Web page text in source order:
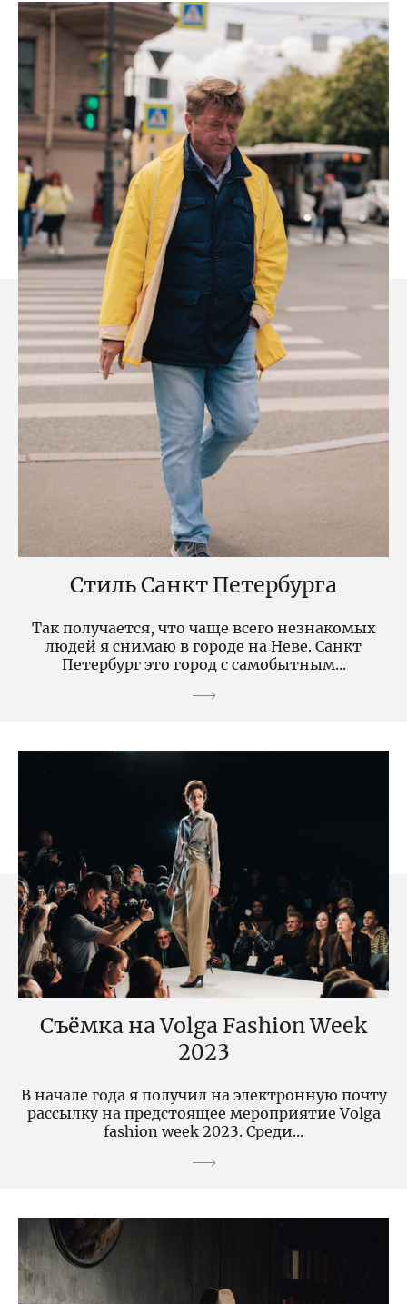
Стиль Санкт Петербурга
Так получается, что чаще всего незнакомых
людей я снимаю в городе на Неве. Санкт
Петербург это город с самобытным...
Съёмка на Volga Fashion Week
2023
В начале года я получил на электронную почту
рассылку на предстоящее мероприятие Volga
fashion week 2023. Среди...